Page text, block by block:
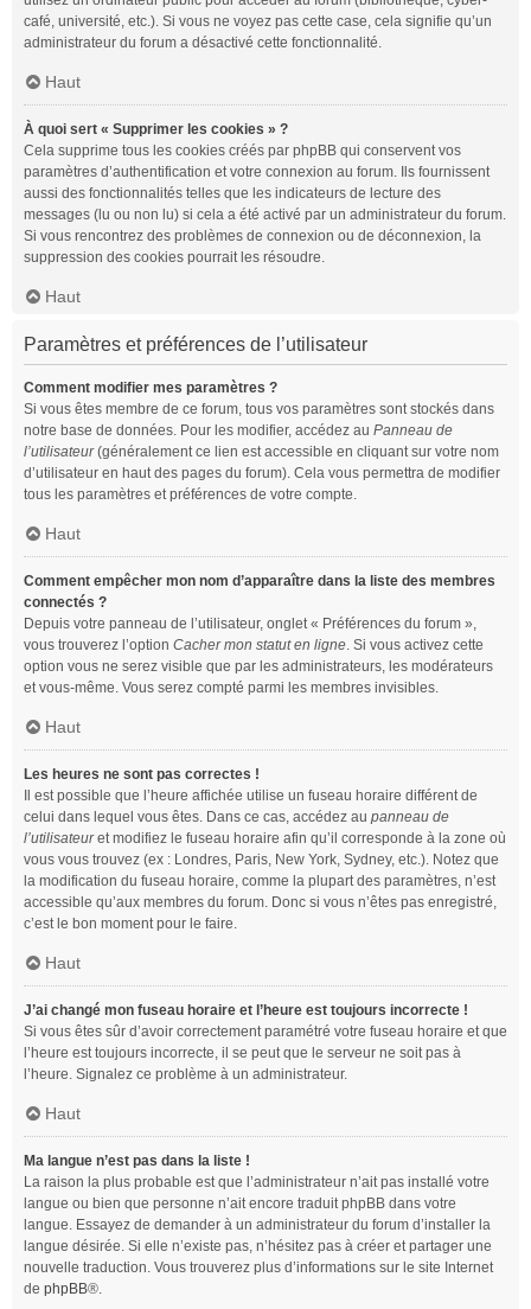
café, université, etc.). Si vous ne voyez pas cette case, cela signifie qu’un
administrateur du forum a désactivé cette fonctionnalité.
Haut
À quoi sert « Supprimer les cookies » ?
Cela supprime tous les cookies créés par phpBB qui conservent vos
paramètres d’authentification et votre connexion au forum. Ils fournissent
aussi des fonctionnalités telles que les indicateurs de lecture des
messages (lu ou non lu) si cela a été activé par un administrateur du forum.
Si vous rencontrez des problèmes de connexion ou de déconnexion, la
suppression des cookies pourrait les résoudre.
Haut
Paramètres et préférences de l’utilisateur
Comment modifier mes paramètres ?
Si vous êtes membre de ce forum, tous vos paramètres sont stockés dans
notre base de données. Pour les modifier, accédez au Panneau de
l’utilisateur(généralement ce lien est accessible en cliquant sur votre nom
d’utilisateur en haut des pages du forum). Cela vous permettra de modifier
tous les paramètres et préférences de votre compte.
Haut
Comment empêcher mon nom d’apparaître dans la liste des membres
connectés ?
Depuis votre panneau de l’utilisateur, onglet « Préférences du forum »,
vous trouverez l’option Cacher mon statut en ligne. Si vous activez cette
option vous ne serez visible que par les administrateurs, les modérateurs
et vous-même. Vous serez compté parmi les membres invisibles.
Haut
Les heures ne sont pas correctes !
Il est possible que l’heure affichée utilise un fuseau horaire différent de
celui dans lequel vous êtes. Dans ce cas, accédez au panneau de
l’utilisateuret modifiez le fuseau horaire afin qu’il corresponde à la zone où
vous vous trouvez (ex : Londres, Paris, New York, Sydney, etc.). Notez que
la modification du fuseau horaire, comme la plupart des paramètres, n’est
accessible qu’aux membres du forum. Donc si vous n’êtes pas enregistré,
c’est le bon moment pour le faire.
Haut
J’ai changé mon fuseau horaire et l’heure est toujours incorrecte !
Si vous êtes sûr d’avoir correctement paramétré votre fuseau horaire et que
l’heure est toujours incorrecte, il se peut que le serveur ne soit pas à
l’heure. Signalez ce problème à un administrateur.
Haut
Ma langue n’est pas dans la liste !
La raison la plus probable est que l’administrateur n’ait pas installé votre
langue ou bien que personne n’ait encore traduit phpBB dans votre
langue. Essayez de demander à un administrateur du forum d’installer la
langue désirée. Si elle n’existe pas, n’hésitez pas à créer et partager une
nouvelle traduction. Vous trouverez plus d’informations sur le site Internet
de phpBB®.